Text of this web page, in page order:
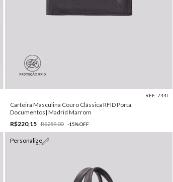
REF: 744I
Carteira Masculina Couro Clássica RFID Porta
Documentos| Madrid Marrom
R$220,15
R$259,00 -15%OFF
Personalize